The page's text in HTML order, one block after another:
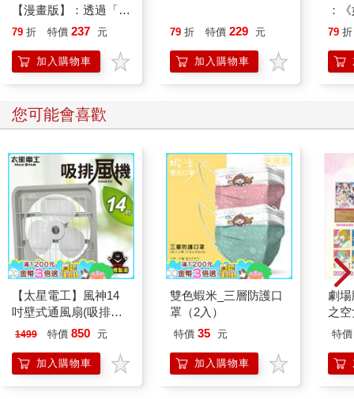
【漫畫版】：透過「小
行動」打開大腦的行動
「行動派」的37個科
學方法
79 折 特價 237 元
加入購物車
79 折 特價 229 元
加入購物車
：
喵
79 折
您可能會喜歡
【太星電工】風神14
吋壁式通風扇(吸排風
機)
1499 特價 850 元
加入購物車
雙色蝦米_三層防護口
罩（2入）
特價 35 元
加入購物車
劇
之
樂
特價